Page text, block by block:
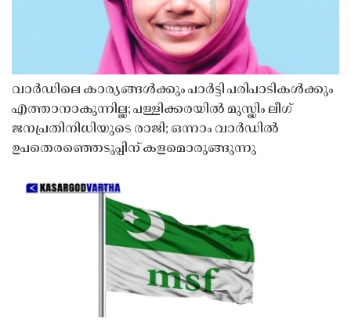
വാർഡിലെ കാര്യങ്ങൾക്കും പാർട്ടി പരിപാടികൾക്കും
എത്താനാകുന്നില്ല; പള്ളിക്കരയിൽ മുസ്ലിം ലീഗ്
ജനപ്രതിനിധിയുടെ രാജി; ഒന്നാം വാർഡിൽ
ഉപതെരഞ്ഞെടുപ്പിന് കളമൊരുങ്ങുന്നു